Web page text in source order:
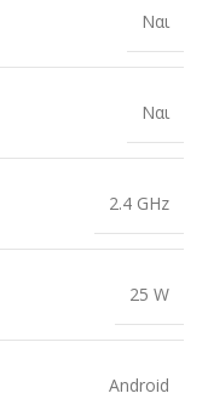
Ναι
Ναι
2.4 GHz
25 W
Android